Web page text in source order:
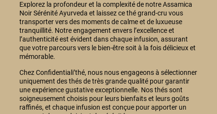
Explorez la profondeur et la complexité de notre Assamica
Noir Sérénité Ayurveda et laissez ce thé grand-cru vous
transporter vers des moments de calme et de luxueuse
tranquillité. Notre engagement envers l’excellence et
l’authenticité est évident dans chaque infusion, assurant
que votre parcours vers le bien-être soit à la fois délicieux et
mémorable.
Chez Confidentiali’thé, nous nous engageons à sélectionner
uniquement des thés de très grande qualité pour garantir
une expérience gustative exceptionnelle. Nos thés sont
soigneusement choisis pour leurs bienfaits et leurs goûts
raffinés, et chaque infusion est conçue pour apporter un